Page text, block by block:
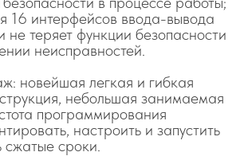
16 интерфейсов ввода-вывода
не теряет функции безопасности
неисправностей.
новейшая легкая и гибкая
небольшая занимаемая
программирования
настроить и запустить
сжатые сроки.